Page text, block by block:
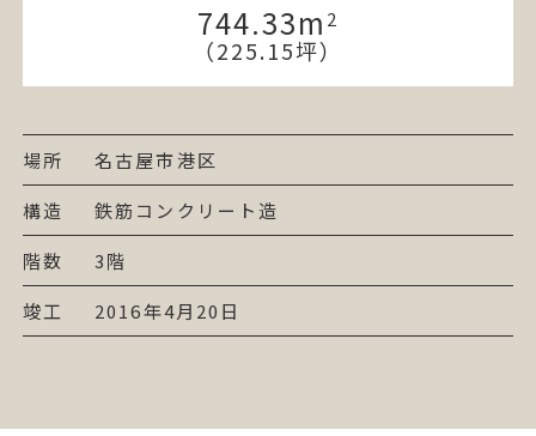
744.33m 2
（225.15坪）
場所
名古屋市港区
構造
鉄筋コンクリート造
階数
3階
竣工
2016年4月20日